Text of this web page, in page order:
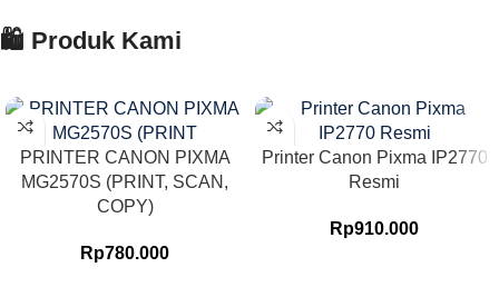
🛍️ Produk Kami
PRINTER CANON PIXMA
MG2570S (PRINT, SCAN,
COPY)
Rp780.000
Printer Canon Pixma IP2770
Resmi
Rp910.000